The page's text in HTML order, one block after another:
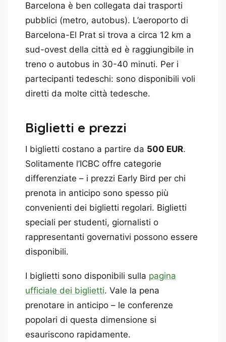
Barcelona è ben collegata dai trasporti
pubblici (metro, autobus). L’aeroporto di
Barcelona-El Prat si trova a circa 12 km a
sud-ovest della città ed è raggiungibile in
treno o autobus in 30-40 minuti. Per i
partecipanti tedeschi: sono disponibili voli
diretti da molte città tedesche.
Biglietti e prezzi
I biglietti costano a partire da 500 EUR.
Solitamente l’ICBC offre categorie
differenziate – i prezzi Early Bird per chi
prenota in anticipo sono spesso più
convenienti dei biglietti regolari. Biglietti
speciali per studenti, giornalisti o
rappresentanti governativi possono essere
disponibili.
I biglietti sono disponibili sulla pagina
ufficiale dei biglietti. Vale la pena
prenotare in anticipo – le conferenze
popolari di questa dimensione si
esauriscono rapidamente.